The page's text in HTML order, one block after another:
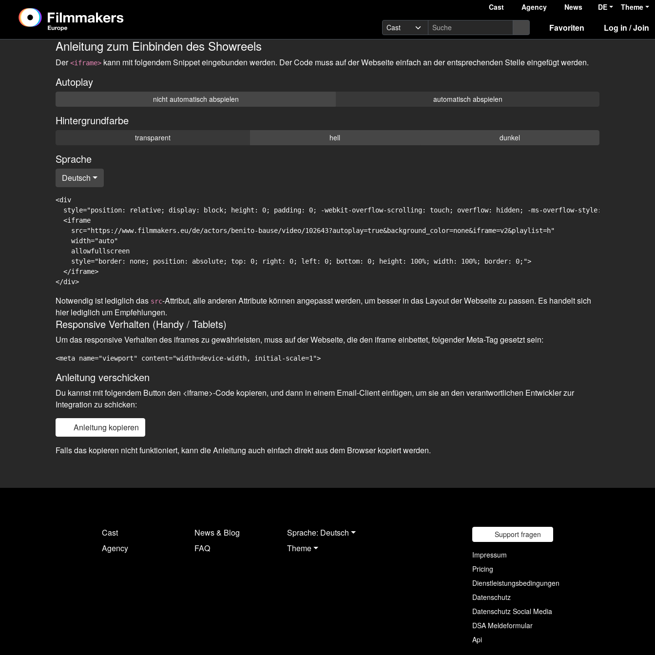
Cast Agency News DE Theme
Favoriten Log in / Join
Anleitung zum Einbinden des Showreels
Der<iframe> kann mit folgendem Snippet eingebunden werden. Der Code muss auf der Webseite einfach an der entsprechenden Stelle eingefügt werden.
Autoplay
nicht automatisch abspielen automatisch abspielen
Hintergrundfarbe
transparent hell dunkel
Sprache
Deutsch
<div
style="position: relative; display: block; height: 0; padding: 0; -webkit-overflow-scrolling: touch; overflow: hidden; -ms-overflow-style: -ms-
  <iframe
    src="https://www.filmmakers.eu/de/actors/benito-bause/video/102643?autoplay=true&background_color=none&iframe=v2&playlist=h"
    width="auto"
    allowfullscreen
    style="border: none; position: absolute; top: 0; right: 0; left: 0; bottom: 0; height: 100%; width: 100%; border: 0;">
  </iframe>
Notwendig ist lediglich das src-Attribut, alle anderen Attribute können angepasst werden, um besser in das Layout der Webseite zu passen. Es handelt sich
hier lediglich um Empfehlungen.
Responsive Verhalten (Handy / Tablets)
Um das responsive Verhalten des iframes zu gewährleisten, muss auf der Webseite, die den iframe einbettet, folgender Meta-Tag gesetzt sein:
<meta name="viewport" content="width=device-width, initial-scale=1">
Anleitung verschicken
Du kannst mit folgendem Button den <iframe>-Code kopieren, und dann in einem Email-Client einfügen, um sie an den verantwortlichen Entwickler zur
Integration zu schicken:
Anleitung kopieren
Falls das kopieren nicht funktioniert, kann die Anleitung auch einfach direkt aus dem Browser kopiert werden.
Cast
Agency
News & Blog
FAQ
Sprache: Deutsch
Theme
Support fragen
Impressum
Pricing
Dienstleistungsbedingungen
Datenschutz
Datenschutz Social Media
DSA Meldeformular
Api